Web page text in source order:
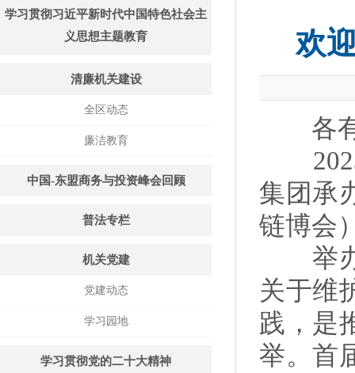
学习贯彻习近平新时代中国特色社会主
义思想主题教育
清廉机关建设
全区动态
廉洁教育
中国-东盟商务与投资峰会回顾
普法专栏
机关党建
党建动态
学习园地
学习贯彻党的二十大精神
欢
各有
2023
集团承
链博会
举办
关于维
践，是
举。首